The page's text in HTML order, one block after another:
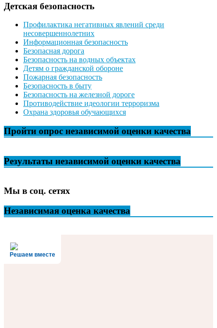
Детская безопасность
Профилактика негативных явлений среди
несовершеннолетних
Информационная безопасность
Безопасная дорога
Безопасность на водных объектах
Детям о гражданской обороне
Пожарная безопасность
Безопасность в быту
Безопасность на железной дороге
Противодействие идеологии терроризма
Охрана здоровья обучающихся
Пройти опрос независимой оценки качества
Результаты независимой оценки качества
Мы в соц. сетях
Независимая оценка качества
Решаем вместе